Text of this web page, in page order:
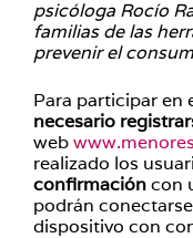
psicóloga Rocío
familias de las
prevenir el
Para participar en
necesario
web
realizado los
confirmacióncon
podrán
dispositivo con